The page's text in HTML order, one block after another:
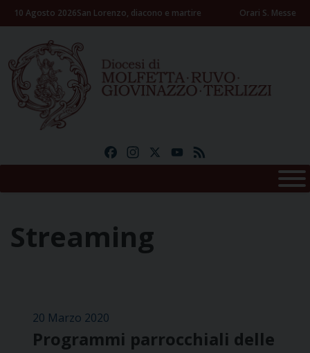
Skip10 Agosto 2026San Lorenzo, diacono e martire Orari S. Messe
FacebookInstagramYouTube
Streaming
20 Marzo 2020
Programmi parrocchiali delle